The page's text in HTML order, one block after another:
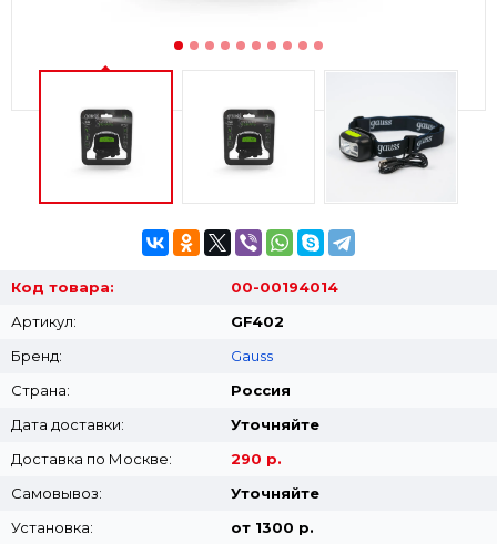
Код товара:
00-00194014
Артикул:
GF402
Бренд:
Gauss
Страна:
Россия
Дата доставки:
Уточняйте
Доставка по Москве:
290 р.
Самовывоз:
Уточняйте
Установка:
от 1300 p.